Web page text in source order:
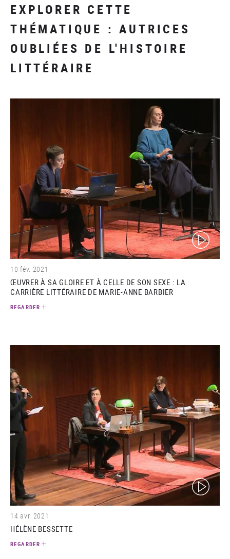
EXPLORER CETTE
THÉMATIQUE : AUTRICES
OUBLIÉES DE L'HISTOIRE
LITTÉRAIRE
(video)
10 fév. 2021
ŒUVRER À SA GLOIRE ET À CELLE DE SON SEXE : LA
CARRIÈRE LITTÉRAIRE DE MARIE-ANNE BARBIER
REGARDER
(video)
14 avr. 2021
HÉLÈNE BESSETTE
REGARDER